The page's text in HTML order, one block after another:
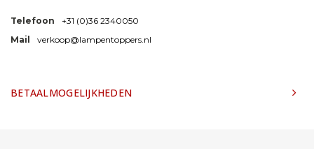
Telefoon
+31 (0)36 2340050
Mail
verkoop@lampentoppers.nl
BETAALMOGELIJKHEDEN